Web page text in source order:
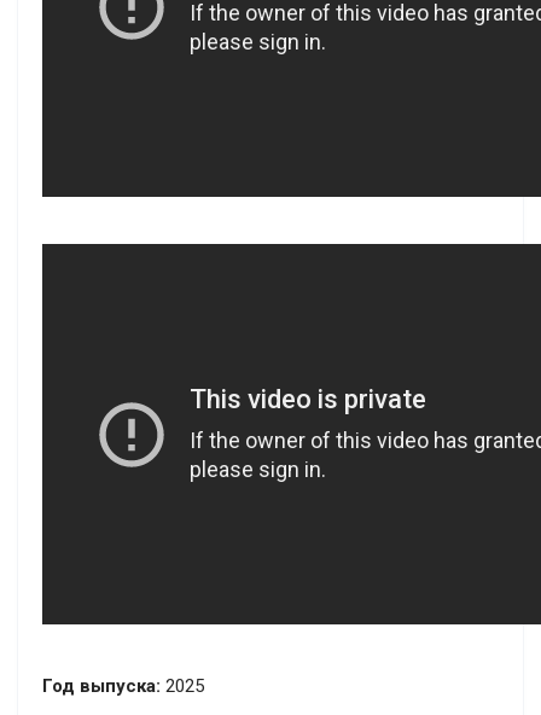
Год выпуска: 2025